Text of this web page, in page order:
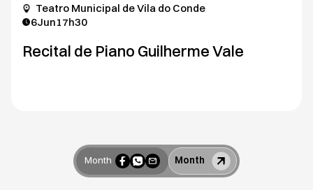
Teatro Municipal de Vila do Conde
6Jun17h30
Recital de Piano Guilherme Vale
Month Month